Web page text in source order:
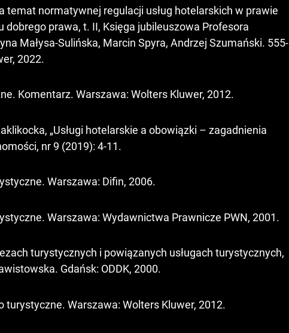
temat normatywnej regulacji usług hotelarskich w prawie
dobrego prawa, t. II, Księga jubileuszowa Profesora
Małysa-Sulińska, Marcin Spyra, Andrzej Szumański. 555-
2022.
Komentarz. Warszawa: Wolters Kluwer, 2012.
„Usługi hotelarskie a obowiązki – zagadnienia
nr 9 (2019): 4-11.
Warszawa: Difin, 2006.
Warszawa: Wydawnictwa Prawnicze PWN, 2001.
turystycznych i powiązanych usługach turystycznych,
Gdańsk: ODDK, 2000.
turystyczne. Warszawa: Wolters Kluwer, 2012.